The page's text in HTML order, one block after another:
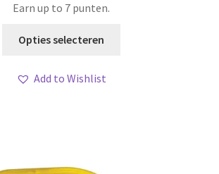
Earn up to 7 punten.
Opties selecteren
Add to Wishlist